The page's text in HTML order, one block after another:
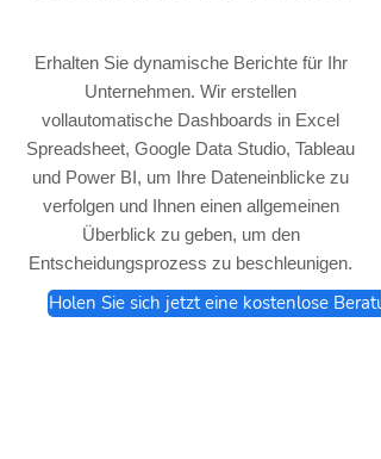
Erhalten Sie dynamische Berichte für Ihr
Unternehmen. Wir erstellen
vollautomatische Dashboards in Excel
Spreadsheet, Google Data Studio, Tableau
und Power BI, um Ihre Dateneinblicke zu
verfolgen und Ihnen einen allgemeinen
Überblick zu geben, um den
Entscheidungsprozess zu beschleunigen.
Holen Sie sich jetzt eine kostenlose